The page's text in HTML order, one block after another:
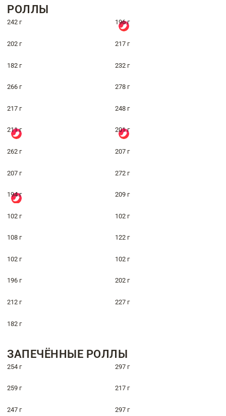
РОЛЛЫ
242 г 196 г
202 г 217 г
182 г 232 г
266 г 278 г
217 г 248 г
211 г 201 г
262 г 207 г
207 г 272 г
194 г 209 г
102 г 102 г
108 г 122 г
102 г 102 г
196 г 202 г
212 г 227 г
182 г
ЗАПЕЧЁННЫЕ РОЛЛЫ
254 г 297 г
259 г 217 г
247 г 297 г